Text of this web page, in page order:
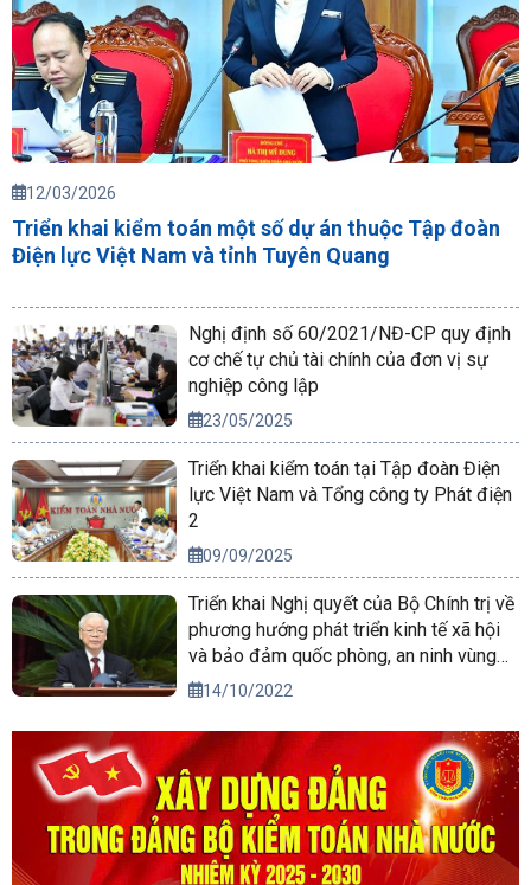
12/03/2026
Triển khai kiểm toán một số dự án thuộc Tập đoàn
Điện lực Việt Nam và tỉnh Tuyên Quang
Nghị định số 60/2021/NĐ-CP quy định
cơ chế tự chủ tài chính của đơn vị sự
nghiệp công lập
23/05/2025
Triển khai kiểm toán tại Tập đoàn Điện
lực Việt Nam và Tổng công ty Phát điện
2
09/09/2025
Triển khai Nghị quyết của Bộ Chính trị về
phương hướng phát triển kinh tế xã hội
và bảo đảm quốc phòng, an ninh vùng
Tây Nguyên đến năm 2030, tầm nhìn
14/10/2022